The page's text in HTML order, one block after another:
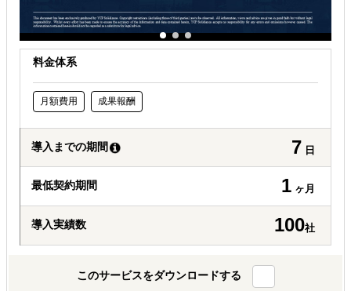
料金体系
月額費用 成果報酬
導入までの期間 7 日
最低契約期間 1 ヶ月
導入実績数 100社
このサービスをダウンロードする